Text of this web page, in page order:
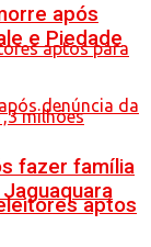
aptos
após
e Piedade
fazer família